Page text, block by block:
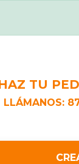
TU
LLÁMANOS: